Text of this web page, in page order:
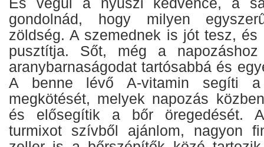
gondolnád, hogy milyen
zöldség. A szemednek is jót tesz, és
pusztítja. Sőt, még a
aranybarnaságodat tartósabbá és
A benne lévő A-vitamin segíti a
megkötését, melyek napozás
és elősegítik a bőr öregedését. A
turmixot szívből ajánlom, nagyon